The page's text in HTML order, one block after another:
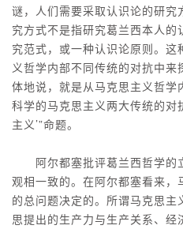
谜，人们需要采取认识论的研
究方式不是指研究葛兰西本人
究范式，或一种认识论原则。
义哲学内部不同传统的对抗中
体地说，就是从马克思主义哲学
科学的马克思主义两大传统的对
主义’”命题。
阿尔都塞批评葛兰西哲学的
观相一致的。在阿尔都塞看来，
的总问题决定的。所谓马克思
思提出的生产力与生产关系、